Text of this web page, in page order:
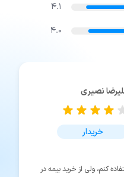
4.1
4.0
نصیری
خریدار
کنم، ولی از خرید بیمه در